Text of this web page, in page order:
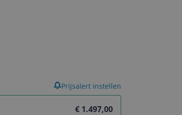
€ 1.497,00
Prijsalert instellen